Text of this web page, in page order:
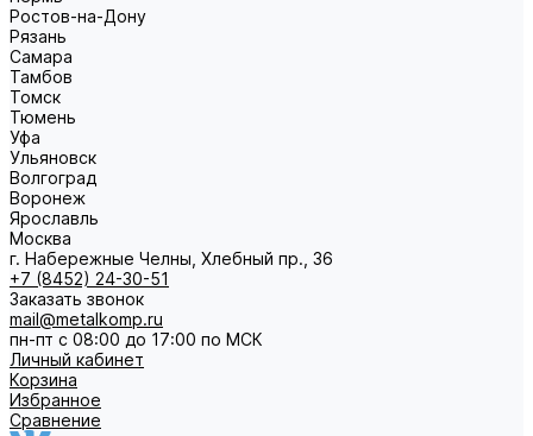
Ростов-на-Дону
Рязань
Самара
Тамбов
Томск
Тюмень
Уфа
Ульяновск
Волгоград
Воронеж
Ярославль
Москва
г. Набережные Челны, Хлебный пр., 36
+7 (8452) 24-30-51
Заказать звонок
mail@metalkomp.ru
пн-пт с 08:00 до 17:00 по МСК
Личный кабинет
Корзина
Избранное
Сравнение